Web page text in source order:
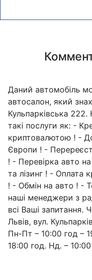
Даний автомобіль
автосалон, який
Кульпарківська
такі послуги як: -
криптовалютою ! -
Європи ! -
! - Перевірка авто
та лізинг ! - Оплата
! - Обмін на авто ! -
наші менеджери з
всі Ваші
Львів, вул.
Пн-Пт – 10:00 год –
18:00 год. Нд. –